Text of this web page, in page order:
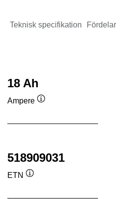
Teknisk specifikation Fördelar
18 Ah
Ampere
518909031
ETN